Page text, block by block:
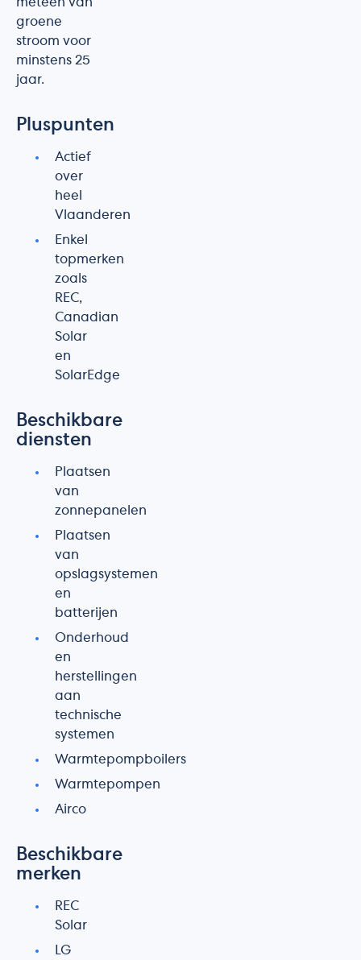
groene
stroom voor
minstens 25
jaar.
Pluspunten
Actief
over
heel
Vlaanderen
Enkel
topmerken
zoals
REC,
Canadian
Solar
en
SolarEdge
Beschikbare
diensten
Plaatsen
van
zonnepanelen
Plaatsen
van
opslagsystemen
en
batterijen
Onderhoud
en
herstellingen
aan
technische
systemen
Warmtepompboilers
Warmtepompen
Airco
Beschikbare
merken
REC
Solar
LG